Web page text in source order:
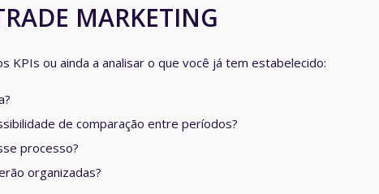
MARKETING
ou ainda a analisar o que você já tem estabelecido:
de comparação entre períodos?
processo?
organizadas?